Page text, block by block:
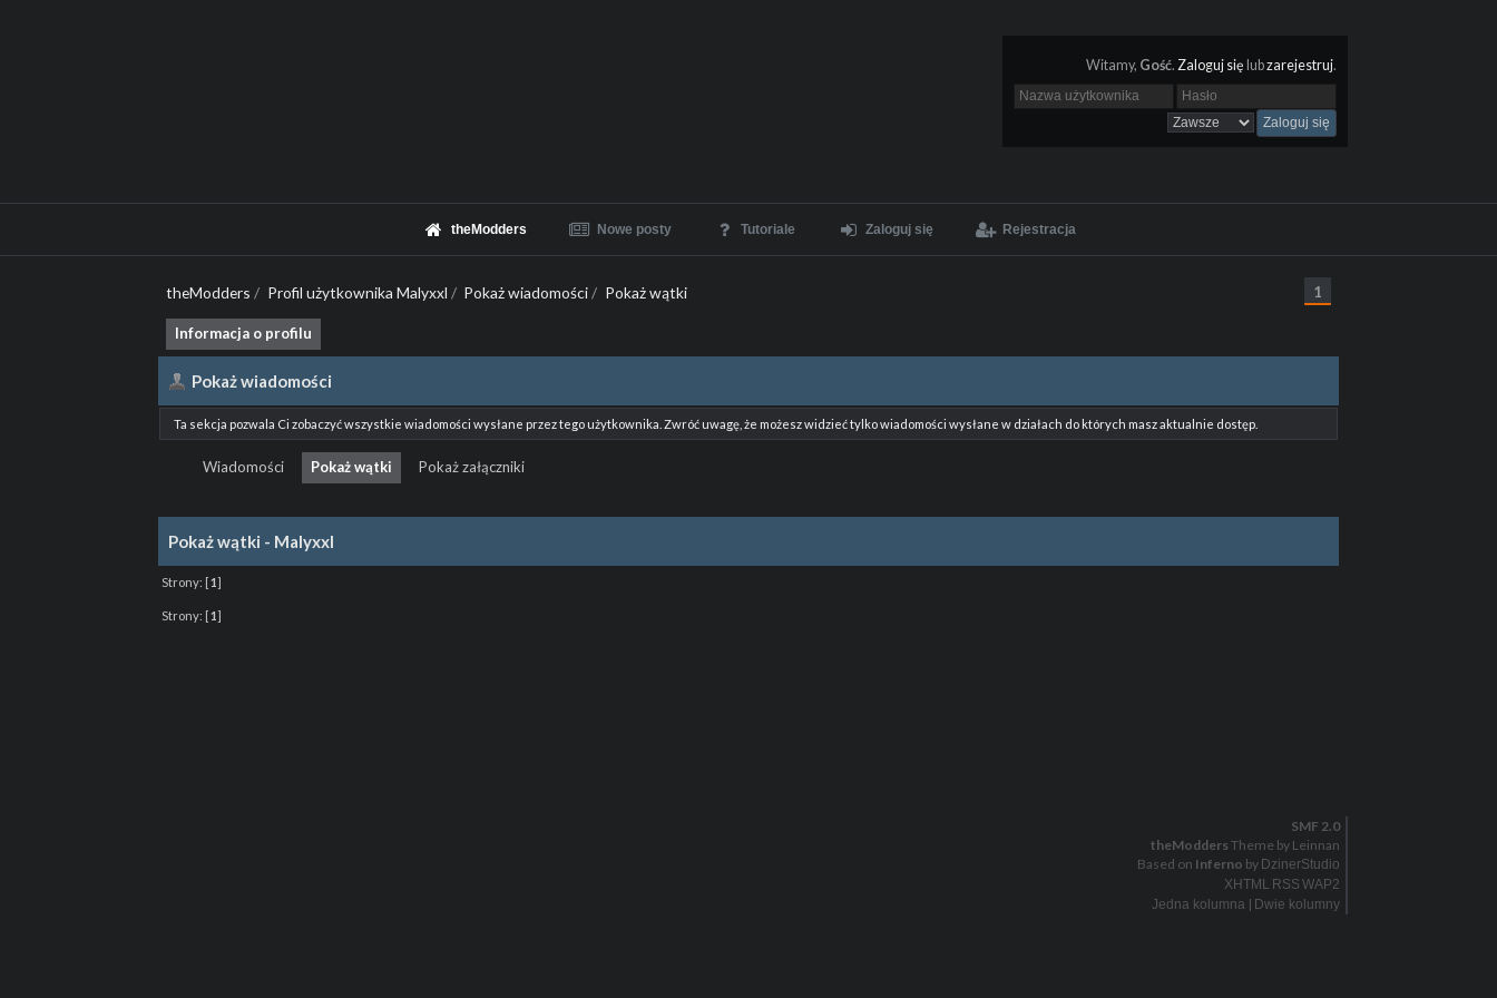
Witamy, Gość. Zaloguj się lubzarejestruj.
theModders Nowe posty Tutoriale Zaloguj się Rejestracja
theModders / Profil użytkownika Malyxxl / Pokaż wiadomości/ Pokaż wątki 1
Informacja o profilu
Pokaż wiadomości
Ta sekcja pozwala Ci zobaczyć wszystkie wiadomości wysłane przez tego użytkownika. Zwróć uwagę, że możesz widzieć tylko wiadomości wysłane w działach do których masz aktualnie dostęp.
Wiadomości Pokaż wątki Pokaż załączniki
Pokaż wątki - Malyxxl
Strony: [1]
Strony: [1]
SMF 2.0
theModders Theme by Leinnan
Based on Inferno by DzinerStudio
XHTML RSS WAP2
Jedna kolumna| Dwie kolumny